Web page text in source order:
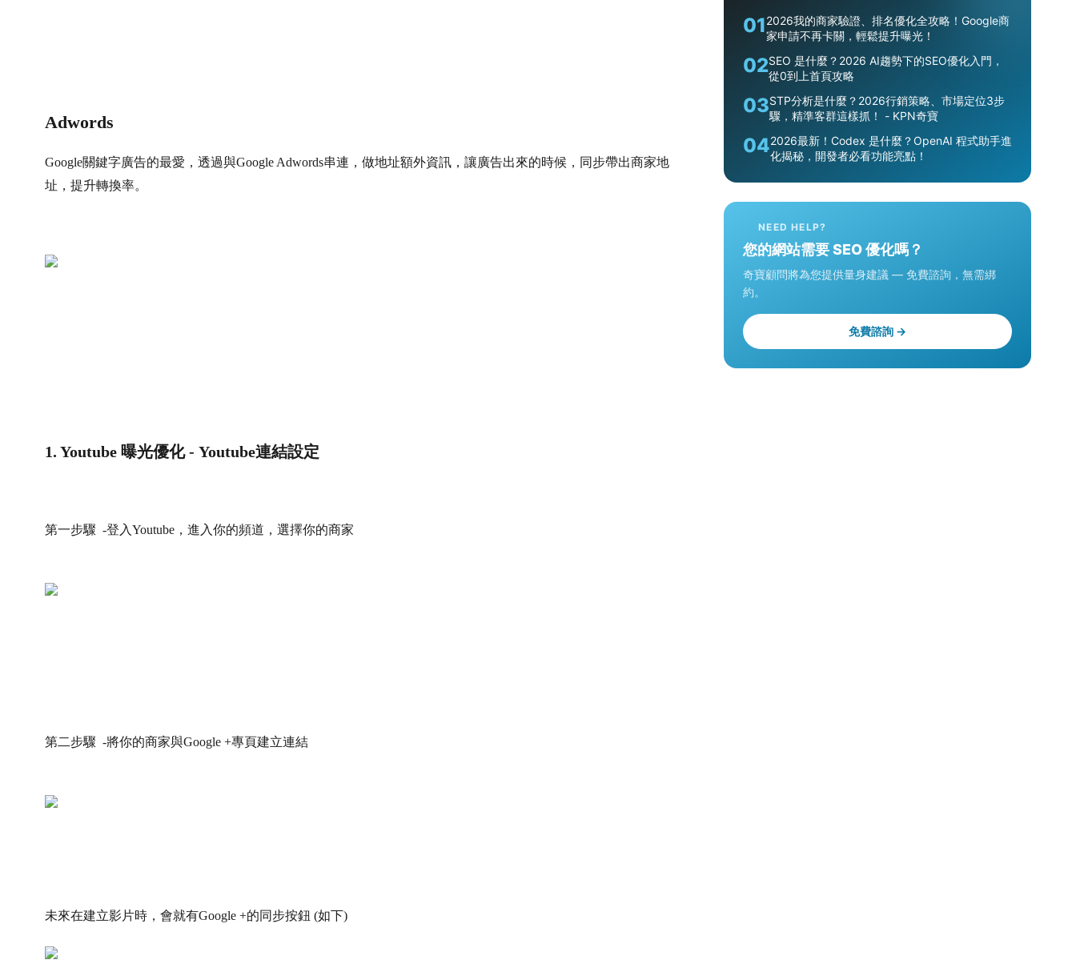
Adwords
Google關鍵字廣告的最愛，透過與Google Adwords串連，做地址額外資訊，讓廣告出來的時候，同步帶出商家地
址，提升轉換率。
1. Youtube 曝光優化 - Youtube連結設定
第一步驟 -登入Youtube，進入你的頻道，選擇你的商家
第二步驟 -將你的商家與Google +專頁建立連結
未來在建立影片時，會就有Google +的同步按鈕 (如下)
012026我的商家驗證、排名優化全攻略！Google商
家申請不再卡關，輕鬆提升曝光！
02SEO 是什麼？2026 AI趨勢下的SEO優化入門，
從0到上首頁攻略
03STP分析是什麼？2026行銷策略、市場定位3步
驟，精準客群這樣抓！ - KPN奇寶
042026最新！Codex 是什麼？OpenAI 程式助手進
化揭秘，開發者必看功能亮點！
NEED HELP?
您的網站需要 SEO 優化嗎？
奇寶顧問將為您提供量身建議 — 免費諮詢，無需綁
約。
免費諮詢 →